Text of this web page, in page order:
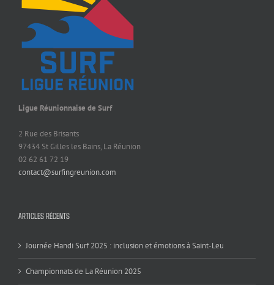
Ligue Réunionnaise de Surf
2 Rue des Brisants
97434 St Gilles les Bains, La Réunion
02 62 61 72 19
contact@surfingreunion.com
ARTICLES RÉCENTS
Journée Handi Surf 2025 : inclusion et émotions à Saint-Leu
Championnats de La Réunion 2025